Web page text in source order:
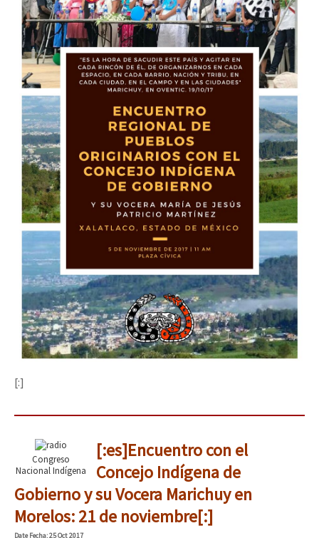
[:]
Congreso
Nacional Indígena
[:es]Encuentro con el
Concejo Indígena de
Gobierno y su Vocera Marichuy en
Morelos: 21 de noviembre[:]
DateFecha: 25 Oct 2017